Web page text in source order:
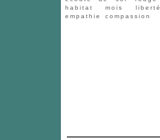
habitat
mois liberté
empathie
compassion